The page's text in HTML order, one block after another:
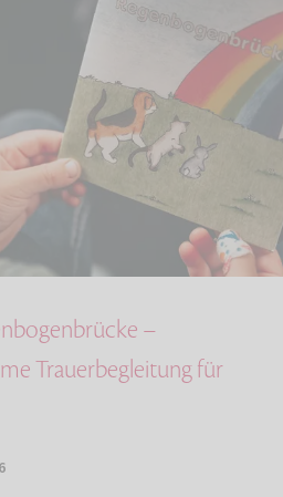
–
Trauerbegleitung für